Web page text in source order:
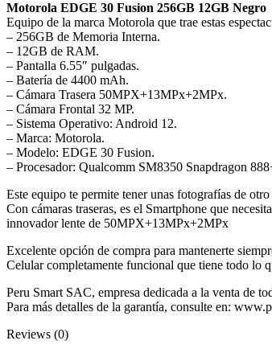
Motorola EDGE 30 Fusion 256GB 12GB Negro
Equipo de la marca Motorola que trae estas
– 256GB de Memoria Interna.
– 12GB de RAM.
– Pantalla 6.55″ pulgadas.
– Batería de 4400 mAh.
– Cámara Trasera 50MPX+13MPx+2MPx.
– Cámara Frontal 32 MP.
– Sistema Operativo: Android 12.
– Marca: Motorola.
– Modelo: EDGE 30 Fusion.
– Procesador: Qualcomm SM8350 Snapdragon
Este equipo te permite tener unas fotografías de
Con cámaras traseras, es el Smartphone que
innovador lente de 50MPX+13MPx+2MPx
Excelente opción de compra para mantenerte
Celular completamente funcional que tiene todo lo
Peru Smart SAC, empresa dedicada a la venta de
Para más detalles de la garantía, consulte en:
Reviews (0)